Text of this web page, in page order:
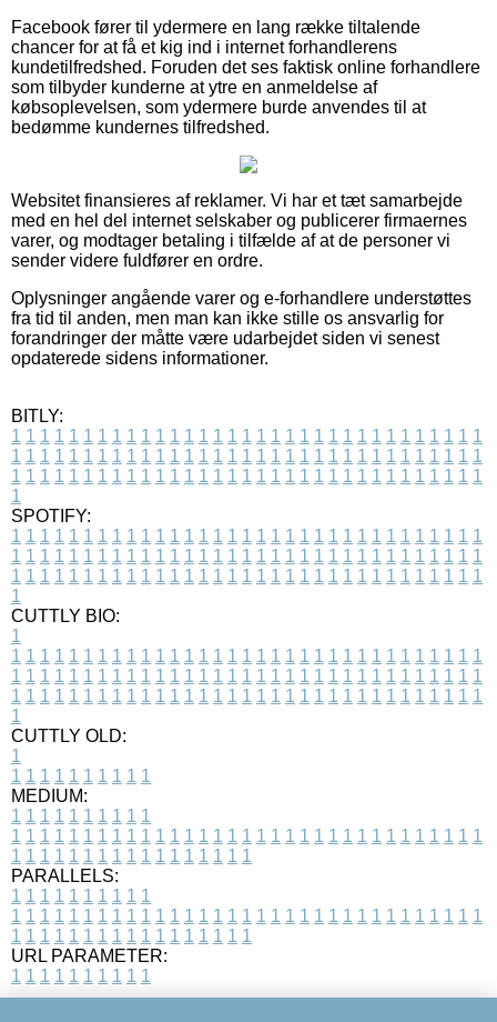
Facebook fører til ydermere en lang række tiltalende
chancer for at få et kig ind i internet forhandlerens
kundetilfredshed. Foruden det ses faktisk online forhandlere
som tilbyder kunderne at ytre en anmeldelse af
købsoplevelsen, som ydermere burde anvendes til at
bedømme kundernes tilfredshed.
Websitet finansieres af reklamer. Vi har et tæt samarbejde
med en hel del internet selskaber og publicerer firmaernes
varer, og modtager betaling i tilfælde af at de personer vi
sender videre fuldfører en ordre.
Oplysninger angående varer og e-forhandlere understøttes
fra tid til anden, men man kan ikke stille os ansvarlig for
forandringer der måtte være udarbejdet siden vi senest
opdaterede sidens informationer.
BITLY:
1 1 1 1 1 1 1 1 1 1 1 1 1 1 1 1 1 1 1 1 1 1 1 1 1 1 1 1 1 1 1 1 1
1 1 1 1 1 1 1 1 1 1 1 1 1 1 1 1 1 1 1 1 1 1 1 1 1 1 1 1 1 1 1 1 1
1 1 1 1 1 1 1 1 1 1 1 1 1 1 1 1 1 1 1 1 1 1 1 1 1 1 1 1 1 1 1 1 1
1
SPOTIFY:
1 1 1 1 1 1 1 1 1 1 1 1 1 1 1 1 1 1 1 1 1 1 1 1 1 1 1 1 1 1 1 1 1
1 1 1 1 1 1 1 1 1 1 1 1 1 1 1 1 1 1 1 1 1 1 1 1 1 1 1 1 1 1 1 1 1
1 1 1 1 1 1 1 1 1 1 1 1 1 1 1 1 1 1 1 1 1 1 1 1 1 1 1 1 1 1 1 1 1
1
CUTTLY BIO:
1
1 1 1 1 1 1 1 1 1 1 1 1 1 1 1 1 1 1 1 1 1 1 1 1 1 1 1 1 1 1 1 1 1
1 1 1 1 1 1 1 1 1 1 1 1 1 1 1 1 1 1 1 1 1 1 1 1 1 1 1 1 1 1 1 1 1
1 1 1 1 1 1 1 1 1 1 1 1 1 1 1 1 1 1 1 1 1 1 1 1 1 1 1 1 1 1 1 1 1
1
CUTTLY OLD:
1
1 1 1 1 1 1 1 1 1 1
MEDIUM:
1 1 1 1 1 1 1 1 1 1
1 1 1 1 1 1 1 1 1 1 1 1 1 1 1 1 1 1 1 1 1 1 1 1 1 1 1 1 1 1 1 1 1
1 1 1 1 1 1 1 1 1 1 1 1 1 1 1 1 1
PARALLELS:
1 1 1 1 1 1 1 1 1 1
1 1 1 1 1 1 1 1 1 1 1 1 1 1 1 1 1 1 1 1 1 1 1 1 1 1 1 1 1 1 1 1 1
1 1 1 1 1 1 1 1 1 1 1 1 1 1 1 1 1
URL PARAMETER:
1 1 1 1 1 1 1 1 1 1